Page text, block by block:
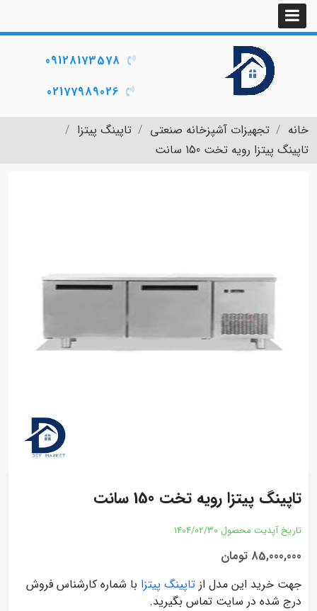
09128173578
02177989026
خانه تجهیزات آشپزخانه صنعتی
تاپینگ پیتزا
تاپینگ پیتزا رویه تخت 150 سانت
تاپینگ پیتزا رویه تخت 150 سانت
تاریخ آپدیت محصول 1404/02/30
85,000,000 تومان
جهت خرید این مدل از تاپینگ پیتزا با شماره کارشناس فروش
درج شده در سایت تماس بگیرید.